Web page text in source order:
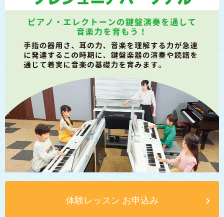
体験レッスン お申込み